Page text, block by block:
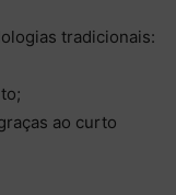
tradicionais:
ao curto